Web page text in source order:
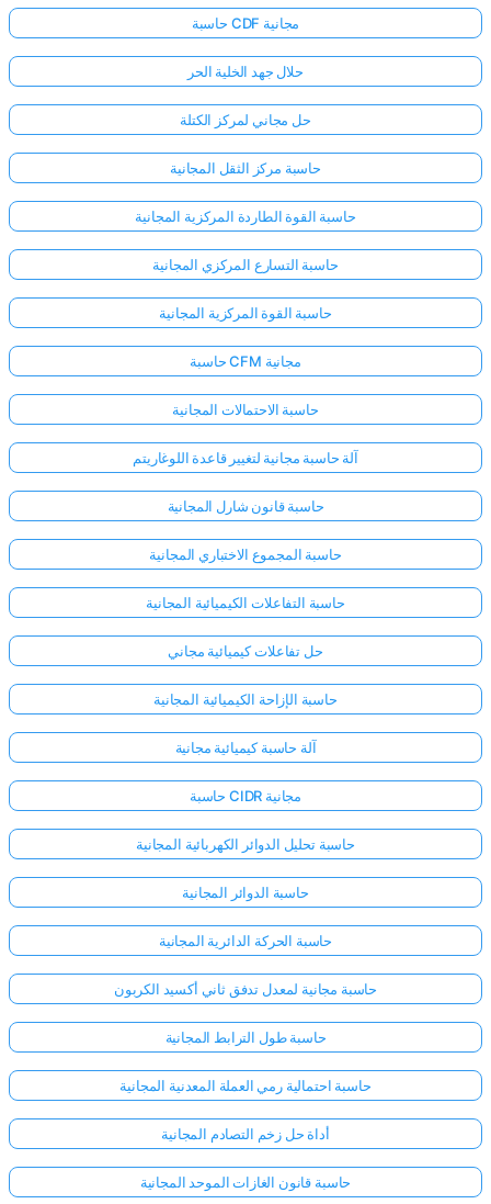
حاسبة CDF مجانية
حلال جهد الخلية الحر
حل مجاني لمركز الكتلة
حاسبة مركز الثقل المجانية
حاسبة القوة الطاردة المركزية المجانية
حاسبة التسارع المركزي المجانية
حاسبة القوة المركزية المجانية
حاسبة CFM مجانية
حاسبة الاحتمالات المجانية
آلة حاسبة مجانية لتغيير قاعدة اللوغاريتم
حاسبة قانون شارل المجانية
حاسبة المجموع الاختباري المجانية
حاسبة التفاعلات الكيميائية المجانية
حل تفاعلات كيميائية مجاني
حاسبة الإزاحة الكيميائية المجانية
آلة حاسبة كيميائية مجانية
حاسبة CIDR مجانية
حاسبة تحليل الدوائر الكهربائية المجانية
حاسبة الدوائر المجانية
حاسبة الحركة الدائرية المجانية
حاسبة مجانية لمعدل تدفق ثاني أكسيد الكربون
حاسبة طول الترابط المجانية
حاسبة احتمالية رمي العملة المعدنية المجانية
أداة حل زخم التصادم المجانية
حاسبة قانون الغازات الموحد المجانية